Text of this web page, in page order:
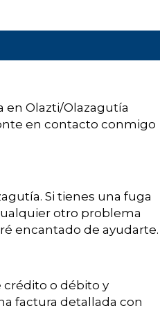
Olazti/Olazagutía
en contacto conmigo
Si tienes una fuga
otro problema
encantado de ayudarte.
crédito o débito y
factura detallada con